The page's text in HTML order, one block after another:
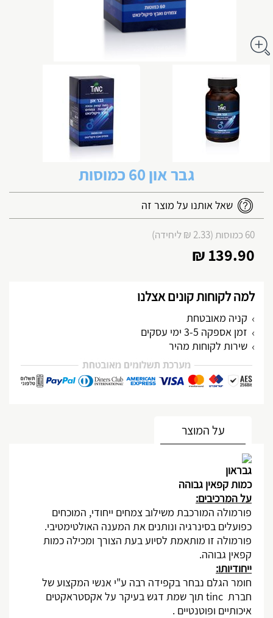
גבר און 60 כמוסות
שאל אותנו על מוצר זה
60 כמוסות (2.33 ₪ ליחידה)
139.90 ₪
למה לקוחות קונים אצלנו
קניה מאובטחת
זמן אספקה 3-5 ימי עסקים
שירות לקוחות מהיר
מותאם אישית
על המוצר
גבראון
כמות קפאין גבוהה
על המרכיבים:
פורמולה המורכבת משילוב צמחים ייחודי, המוכחים
כפועלים בסינרגיה ונותנים את המענה האולטימטיבי.
פורמולה זו מותאמת לסיוע בעת הצורך ומכילה כמות
קפאין גבוהה.
ייחודיותו:
חומר הגלם נבחר בקפידה רבה ע"י אנשי המקצוע של
חברת tinc תוך שמת דגש בעיקר על אקסטראקטים
איכותיים ופוטנטיים .